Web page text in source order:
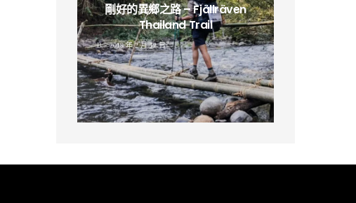
剛好的異鄉之路 – Fjällräven
Thailand Trail
B 2019 年 2 月 12 日